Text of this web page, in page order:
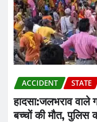
ACCIDENT STATE
हादसा:जलभराव
बच्चों की मौत, पुलिस